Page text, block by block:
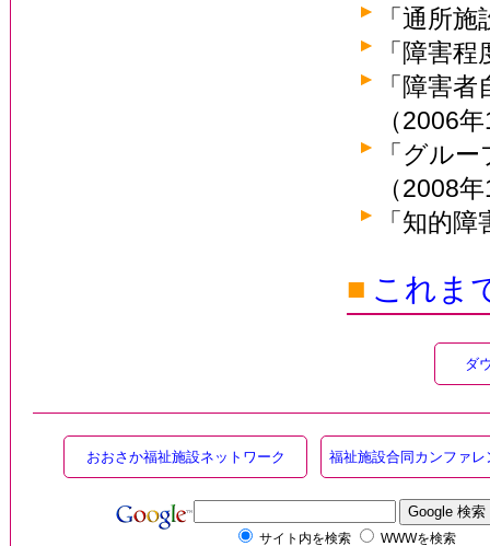
「通所
「障害
「障害
（2006
「グル
（2008
「知的
■ これま
ダ
おおさか福祉施設ネットワーク 福祉施設合同カンファレ
サイト内を検索 WWWを検索